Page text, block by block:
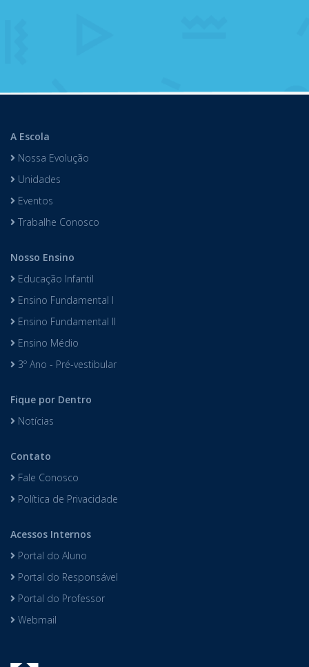
A Escola
Nossa Evolução
Unidades
Eventos
Trabalhe Conosco
Nosso Ensino
Educação Infantil
Ensino Fundamental I
Ensino Fundamental II
Ensino Médio
3º Ano - Pré-vestibular
Fique por Dentro
Notícias
Contato
Fale Conosco
Política de Privacidade
Acessos Internos
Portal do Aluno
Portal do Responsável
Portal do Professor
Webmail